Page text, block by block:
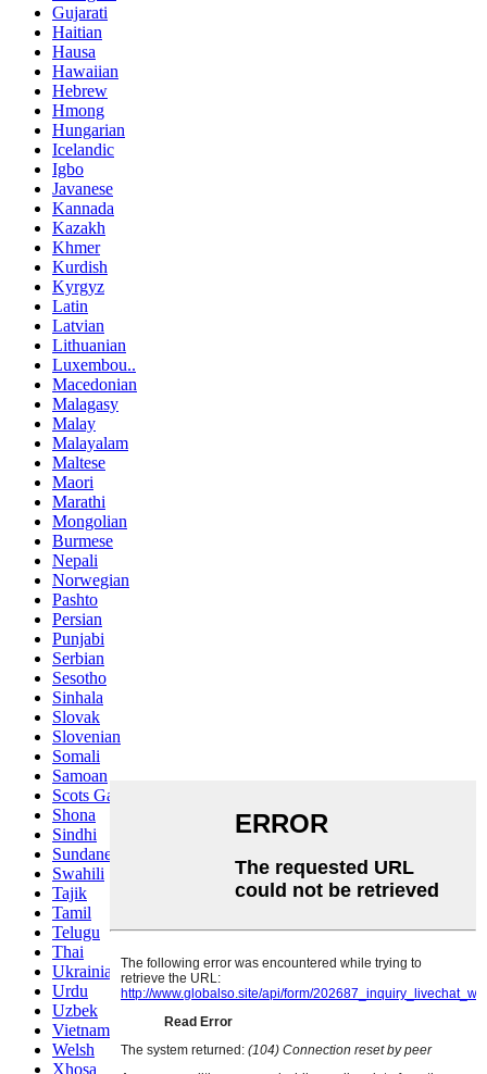
Gujarati
Haitian
Hausa
Hawaiian
Hebrew
Hmong
Hungarian
Icelandic
Igbo
Javanese
Kannada
Kazakh
Khmer
Kurdish
Kyrgyz
Latin
Latvian
Lithuanian
Luxembou..
Macedonian
Malagasy
Malay
Malayalam
Maltese
Maori
Marathi
Mongolian
Burmese
Nepali
Norwegian
Pashto
Persian
Punjabi
Serbian
Sesotho
Sinhala
Slovak
Slovenian
Somali
Samoan
Scots Gaelic
Shona
Sindhi
Sundanese
Swahili
Tajik
Tamil
Telugu
Thai
Ukrainian
Urdu
Uzbek
Vietnamese
Welsh
Xhosa